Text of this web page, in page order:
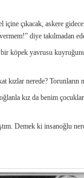
çıkacak, askere
diye takılmadan
bir köpek yavrusu
kızlar nerede?
kız da benim
Demek ki insanoğlu